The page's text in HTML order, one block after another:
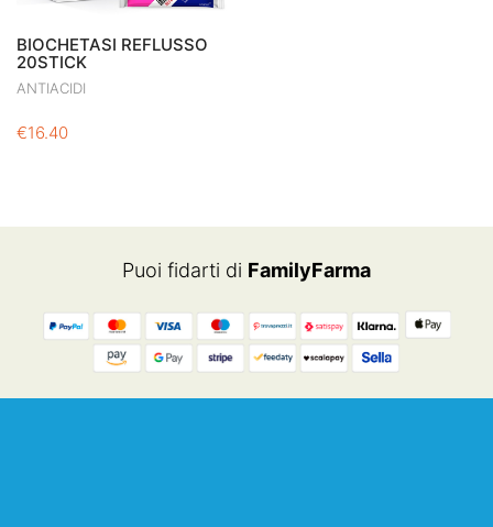
BIOCHETASI REFLUSSO
20STICK
ANTIACIDI
€16.40
Puoi fidarti di FamilyFarma